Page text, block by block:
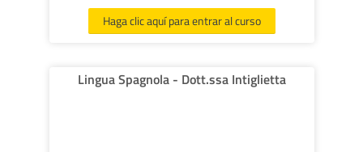
Haga clic aquí para entrar al curso
Lingua Spagnola - Dott.ssa Intiglietta